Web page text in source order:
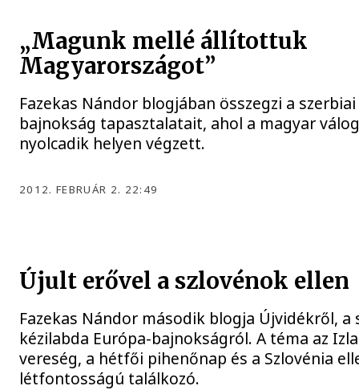
„Magunk mellé állítottuk
Magyarországot”
Fazekas Nándor blogjában összegzi a
bajnokság tapasztalatait, ahol a magyar
nyolcadik helyen végzett.
2012. FEBRUÁR 2. 22:49
Újult erővel a szlovénok ellen
Fazekas Nándor második blogja Újvidékről, a
kézilabda Európa-bajnokságról. A téma az
vereség, a hétfői pihenőnap és a Szlovénia
létfontosságú találkozó.